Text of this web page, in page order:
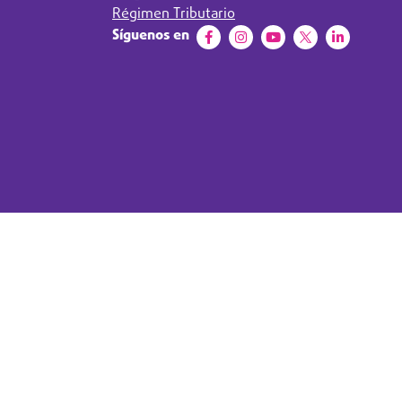
Régimen Tributario
Síguenos en